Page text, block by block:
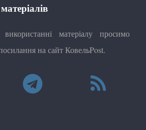
матеріалу просимо
на сайт КовельPost.